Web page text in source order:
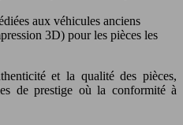
aux véhicules anciens
3D) pour les pièces les
et la qualité des pièces,
de prestige où la conformité à